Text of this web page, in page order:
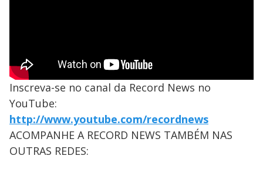
Inscreva-se no canal da Record News no
YouTube:
http://www.youtube.com/recordnews
ACOMPANHE A RECORD NEWS TAMBÉM NAS
OUTRAS REDES: